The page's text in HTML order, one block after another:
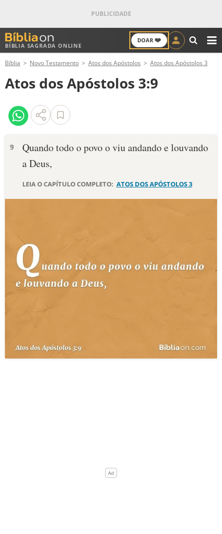
BÍBLIA SAGRADA ONLINE
DOAR ❤️
ANTIGO TESTAMENTO
NOVO TESTAMENTO
VERSÍCULOS
PALAVRA DO DIA
10 MANDAMENTOS
ESTUDOS BÍBLICOS
ESBOÇOS DE PREGAÇÃO
PERGUNTE À BÍBLIA
Bíblia Novo Testamento Atos dos Apóstolos Atos dos Apóstolos 3
Atos dos Apóstolos 3:9
9
Quando todo o povo o viu andando e louvando
a Deus,
LEIA O CAPÍTULO COMPLETO: ATOS DOS APÓSTOLOS 3